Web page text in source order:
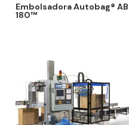
Embolsadora Autobag® AB
180™